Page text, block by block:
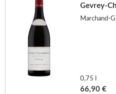
Gevrey-
Marchand-
0,75 l
66,90 €